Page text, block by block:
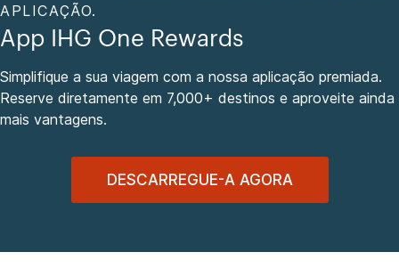
APLICAÇÃO.
App IHG One Rewards
Simplifique a sua viagem com a nossa aplicação premiada.
Reserve diretamente em 7,000+ destinos e aproveite ainda
mais vantagens.
DESCARREGUE-A AGORA